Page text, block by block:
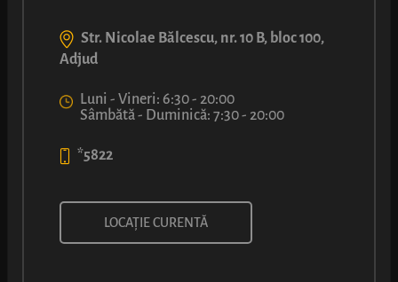
COVRIG CU CAȘCAVAL
Str. Nicolae Bălcescu, nr. 10 B, bloc 100,
Adjud
Luni - Vineri: 6:30 - 20:00
Sâmbătă - Duminică: 7:30 - 20:00
*5822
LOCAȚIE CURENTĂ